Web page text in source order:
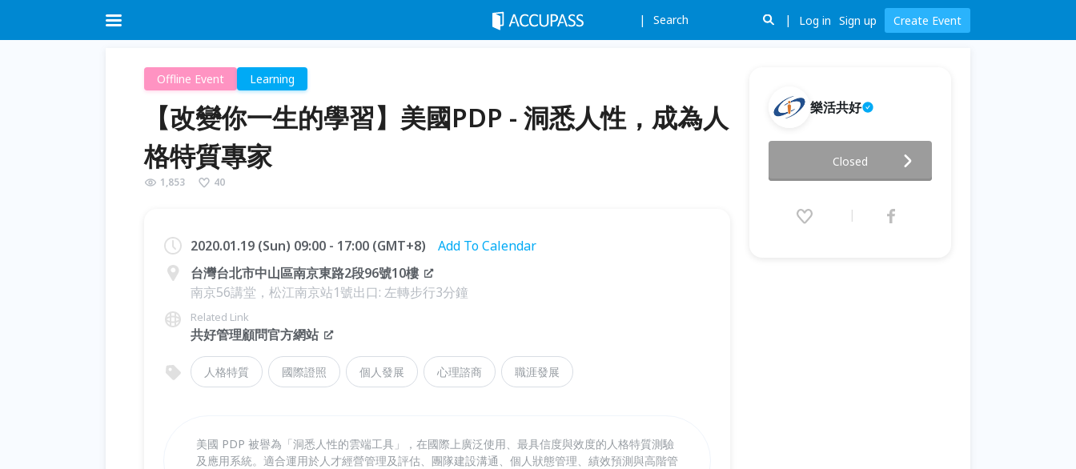
Search Log in Sign up Create Event
Offline Event Learning
【改變你一生的學習】美國PDP - 洞悉人性，成為人
格特質專家
1,853 40
2020.01.19 (Sun) 09:00 - 17:00 (GMT+8)
Add To Calendar
台灣台北市中山區南京東路2段96號10樓
南京56講堂，松江南京站1號出口: 左轉步行3分鐘
Related Link
共好管理顧問官方網站
人格特質 國際證照 個人發展 心理諮商 職涯發展
美國 PDP 被譽為「洞悉人性的雲端工具」，在國際上廣泛使用、最具信度與效度的人格特質測驗
及應用系統。適合運用於人才經營管理及評估、團隊建設溝通、個人狀態管理、績效預測與高階管
樂活共好
洞悉人性，成為人格特質專家
2020.01.19 (Sun) 09:00 - 17:00
Closed